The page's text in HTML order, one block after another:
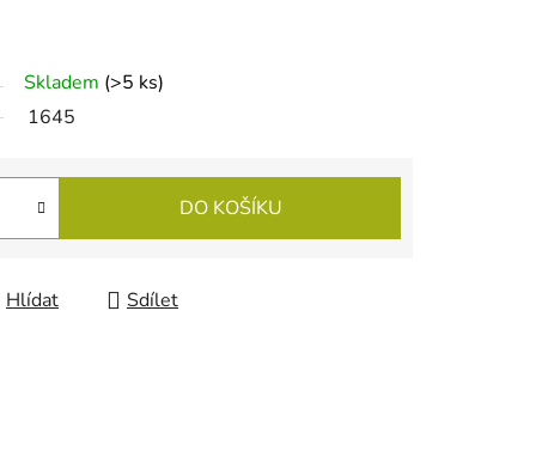
Skladem (>5 ks)
1645
DO KOŠÍKU
Hlídat Sdílet